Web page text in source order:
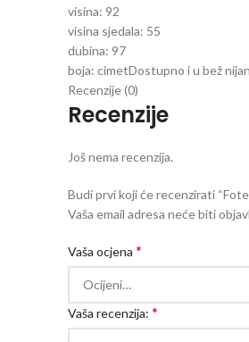
visina: 92
visina sjedala: 55
dubina: 97
boja: cimetDostupno i u bež
Recenzije (0)
Recenzije
Još nema recenzija.
Budi prvi koji će recenzirati
Vaša email adresa neće biti
Vaša ocjena *
Vaša recenzija: *